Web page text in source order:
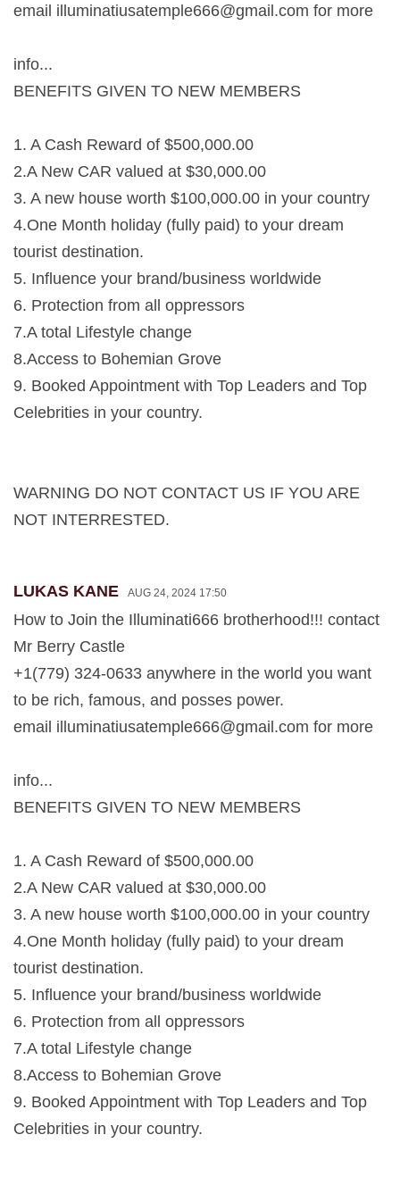
email illuminatiusatemple666@gmail.com for more
info...
BENEFITS GIVEN TO NEW MEMBERS
1. A Cash Reward of $500,000.00
2.A New CAR valued at $30,000.00
3. A new house worth $100,000.00 in your country
4.One Month holiday (fully paid) to your dream
tourist destination.
5. Influence your brand/business worldwide
6. Protection from all oppressors
7.A total Lifestyle change
8.Access to Bohemian Grove
9. Booked Appointment with Top Leaders and Top
Celebrities in your country.
WARNING DO NOT CONTACT US IF YOU ARE
NOT INTERRESTED.
LUKAS KANE AUG 24, 2024 17:50
How to Join the Illuminati666 brotherhood!!! contact
Mr Berry Castle
+1(779) 324-0633 anywhere in the world you want
to be rich, famous, and posses power.
email illuminatiusatemple666@gmail.com for more
info...
BENEFITS GIVEN TO NEW MEMBERS
1. A Cash Reward of $500,000.00
2.A New CAR valued at $30,000.00
3. A new house worth $100,000.00 in your country
4.One Month holiday (fully paid) to your dream
tourist destination.
5. Influence your brand/business worldwide
6. Protection from all oppressors
7.A total Lifestyle change
8.Access to Bohemian Grove
9. Booked Appointment with Top Leaders and Top
Celebrities in your country.